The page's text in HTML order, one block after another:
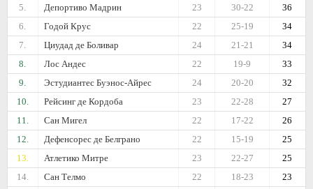
5.
Депортиво Мадрин 36
30-22
23
6.
Годой Крус 34
25-19
22
7.
Циудад де Боливар 34
21-21
24
8.
Лос Андес 33
19-9
22
9.
Эстудиантес Буэнос-Айрес 32
20-20
24
10.
Рейсинг де Кордоба 27
22-28
23
11.
Сан Мигел 26
17-22
22
12.
Дефенсорес де Белграно 25
15-19
22
13.
Атлетико Митре 25
22-27
23
14.
Сан Телмо 23
18-23
22